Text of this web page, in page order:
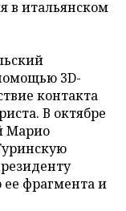
в итальянском
3D-
контакта
В октябре
Марио
фрагмента и